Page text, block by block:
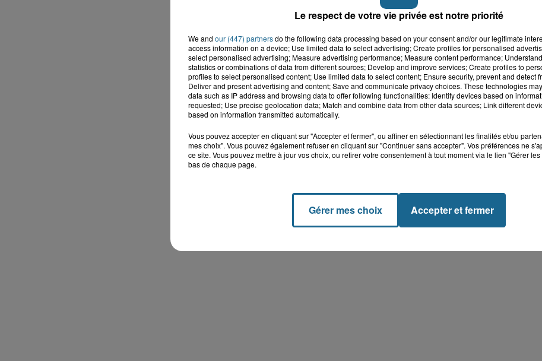
Le respect de votre vie privée est notre priorité
We and our (447) partnersdo the following data processing based on your consent and/or our legitimate
access information on a device; Use limited data to select advertising; Create profiles for personalised
select personalised advertising; Measure advertising performance; Measure content performance;
statistics or combinations of data from different sources; Develop and improve services; Create profiles to
profiles to select personalised content; Use limited data to select content; Ensure security, prevent and detect
Deliver and present advertising and content; Save and communicate privacy choices. These technologies
data such as IP address and browsing data to offer following functionalities: Identify devices based on
requested; Use precise geolocation data; Match and combine data from other data sources; Link different
based on information transmitted automatically.
Vous pouvez accepter en cliquant sur "Accepter et fermer", ou affiner en sélectionnant les finalités et/ou
mes choix". Vous pouvez également refuser en cliquant sur "Continuer sans accepter". Vos préférences ne
ce site. Vous pouvez mettre à jour vos choix, ou retirer votre consentement à tout moment via le lien "Gérer
bas de chaque page.
Gérer mes choix Accepter et fermer